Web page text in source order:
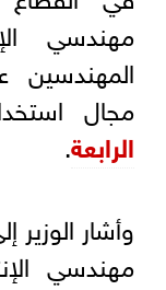
مهندسي
مجال
الرابعة.
وأشار
مهندسي